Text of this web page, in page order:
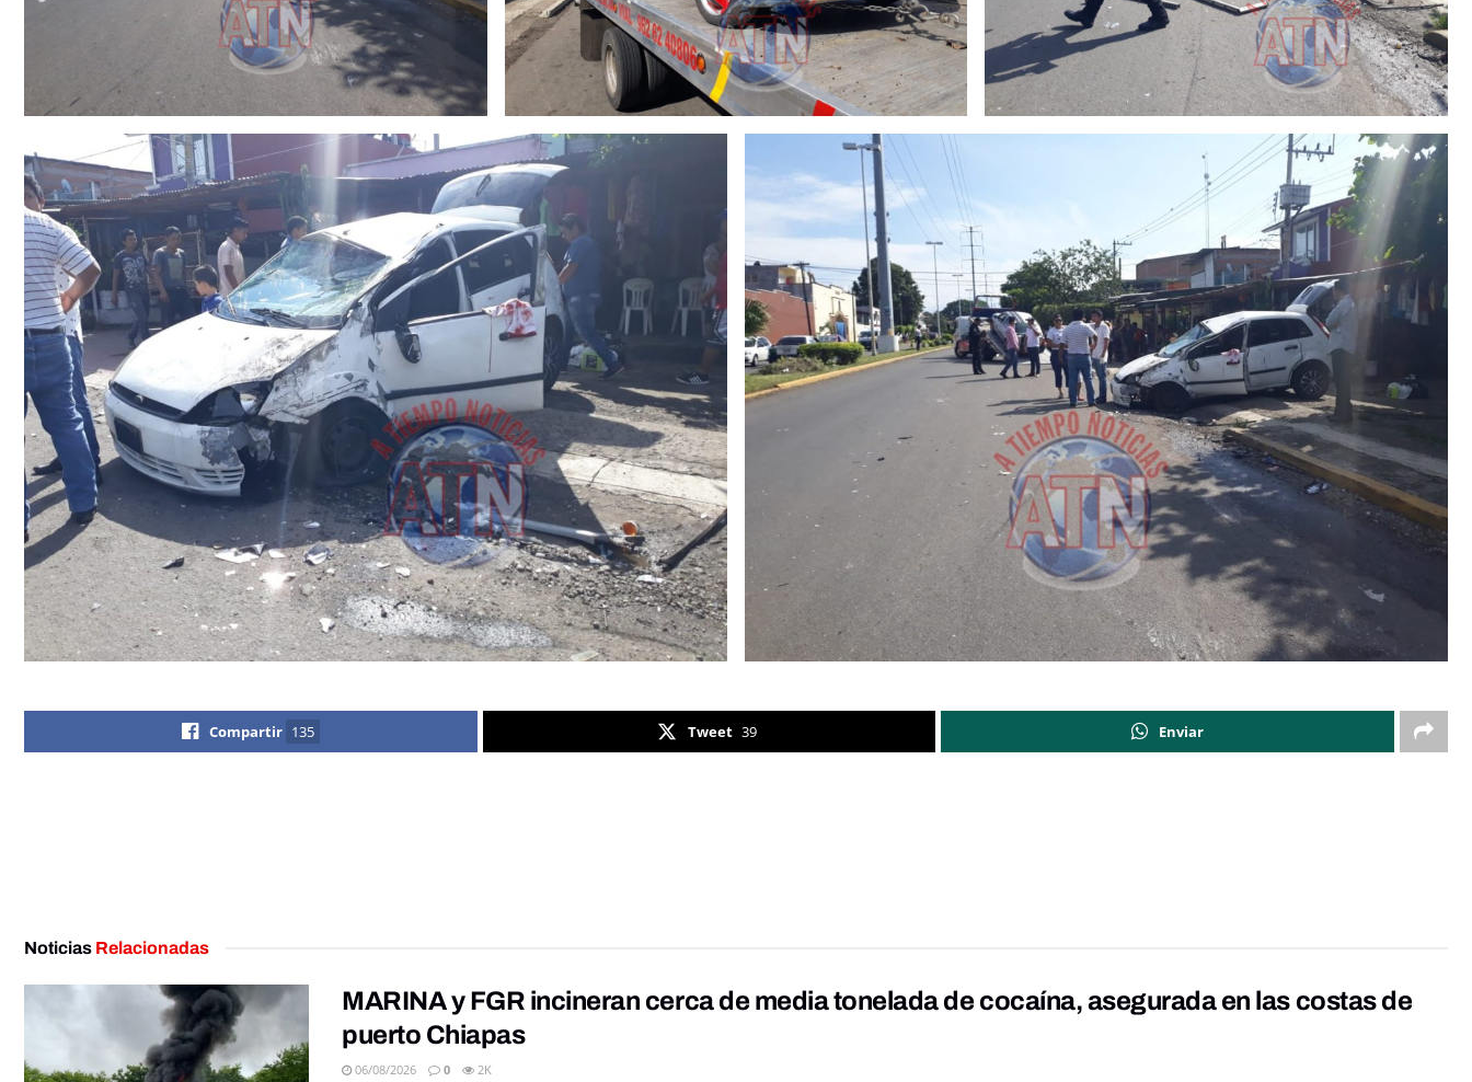
Compartir 135 Tweet 39 Enviar
Noticias Relacionadas
MARINA y FGR incineran cerca de media tonelada de cocaína, asegurada en las costas de
puerto Chiapas
06/08/2026 0 2K